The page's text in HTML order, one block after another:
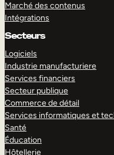
Marché des contenus
Intégrations
Secteurs
Logiciels
Industrie manufacturiere
Services financiers
Secteur publique
Commerce de détail
Services informatiques et
Santé
Éducation
Hôtellerie